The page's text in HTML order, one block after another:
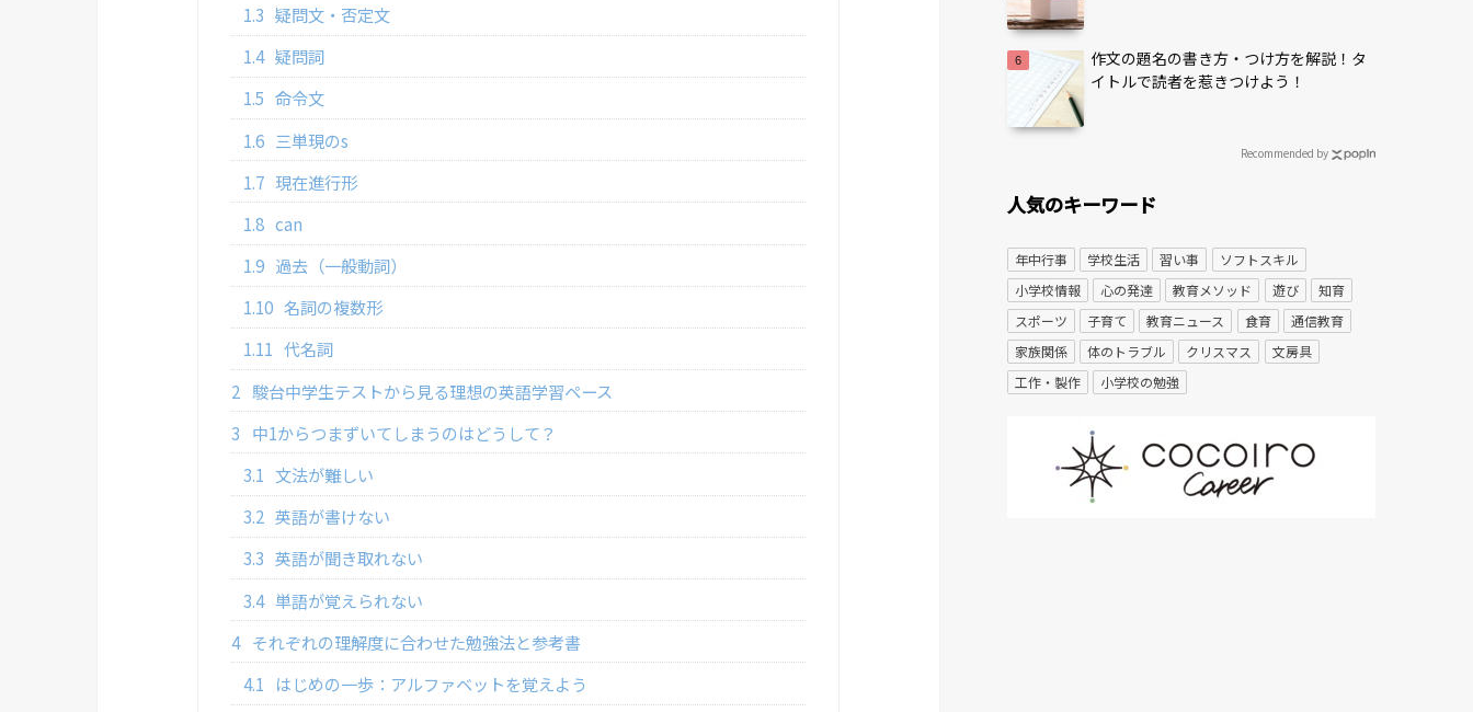
1.3 疑問文・否定文
1.4 疑問詞
1.5 命令文
1.6 三単現のs
1.7 現在進行形
1.8 can
1.9 過去（一般動詞）
1.10 名詞の複数形
1.11 代名詞
2 駿台中学生テストから見る理想の英語学習ペース
3 中1からつまずいてしまうのはどうして？
3.1 文法が難しい
3.2 英語が書けない
3.3 英語が聞き取れない
3.4 単語が覚えられない
4 それぞれの理解度に合わせた勉強法と参考書
4.1 はじめの一歩：アルファベットを覚えよう
作文の題名の書き方・つけ方を解説！タ
イトルで読者を惹きつけよう！
Recommended by
人気のキーワード
年中行事 学校生活 習い事
ソフトスキル
小学校情報
心の発達 教育メソッド 遊び
知育
スポーツ
子育て 教育ニュース 食育
通信教育
家族関係
体のトラブル クリスマス
文房具
工作・製作
小学校の勉強